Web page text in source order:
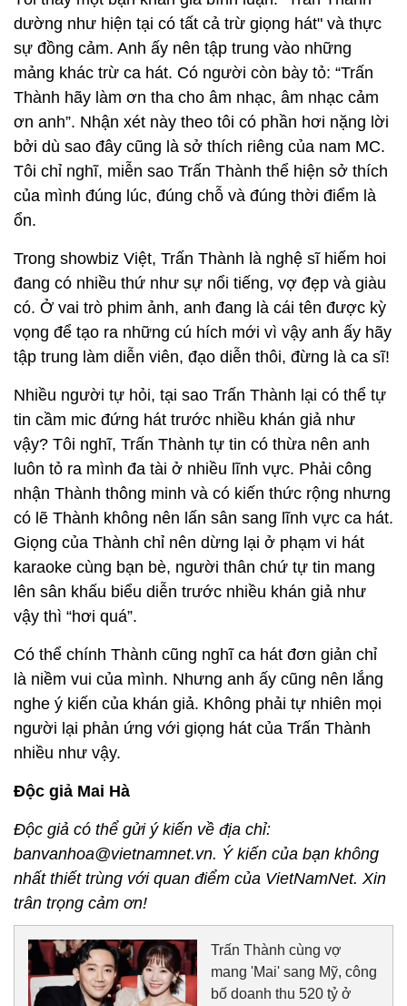
dường như hiện tại có tất cả trừ giọng hát" và thực
sự đồng cảm. Anh ấy nên tập trung vào những
mảng khác trừ ca hát. Có người còn bày tỏ: “Trấn
Thành hãy làm ơn tha cho âm nhạc, âm nhạc cảm
ơn anh”. Nhận xét này theo tôi có phần hơi nặng lời
bởi dù sao đây cũng là sở thích riêng của nam MC.
Tôi chỉ nghĩ, miễn sao Trấn Thành thể hiện sở thích
của mình đúng lúc, đúng chỗ và đúng thời điểm là
ổn.
Trong showbiz Việt, Trấn Thành là nghệ sĩ hiếm hoi
đang có nhiều thứ như sự nổi tiếng, vợ đẹp và giàu
có. Ở vai trò phim ảnh, anh đang là cái tên được kỳ
vọng để tạo ra những cú hích mới vì vậy anh ấy hãy
tập trung làm diễn viên, đạo diễn thôi, đừng là ca sĩ!
Nhiều người tự hỏi, tại sao Trấn Thành lại có thể tự
tin cầm mic đứng hát trước nhiều khán giả như
vậy? Tôi nghĩ, Trấn Thành tự tin có thừa nên anh
luôn tỏ ra mình đa tài ở nhiều lĩnh vực. Phải công
nhận Thành thông minh và có kiến thức rộng nhưng
có lẽ Thành không nên lấn sân sang lĩnh vực ca hát.
Giọng của Thành chỉ nên dừng lại ở phạm vi hát
karaoke cùng bạn bè, người thân chứ tự tin mang
lên sân khấu biểu diễn trước nhiều khán giả như
vậy thì “hơi quá”.
Có thể chính Thành cũng nghĩ ca hát đơn giản chỉ
là niềm vui của mình. Nhưng anh ấy cũng nên lắng
nghe ý kiến của khán giả. Không phải tự nhiên mọi
người lại phản ứng với giọng hát của Trấn Thành
nhiều như vậy.
Độc giả Mai Hà
Độc giả có thể gửi ý kiến về địa chỉ:
banvanhoa@vietnamnet.vn. Ý kiến của bạn không
nhất thiết trùng với quan điểm của VietNamNet. Xin
trân trọng cảm ơn!
Trấn Thành cùng vợ
mang 'Mai' sang Mỹ, công
bố doanh thu 520 tỷ ở